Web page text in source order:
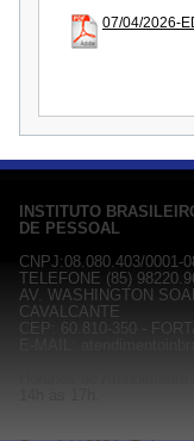
07/04/2026-
INSTITUTO
DE PESSOAL
CNPJ:08.080.403/0001-
TELEFONE (85)
AV. WASHINGTON
CAVALCANTE
CEP: 60.810-350 -